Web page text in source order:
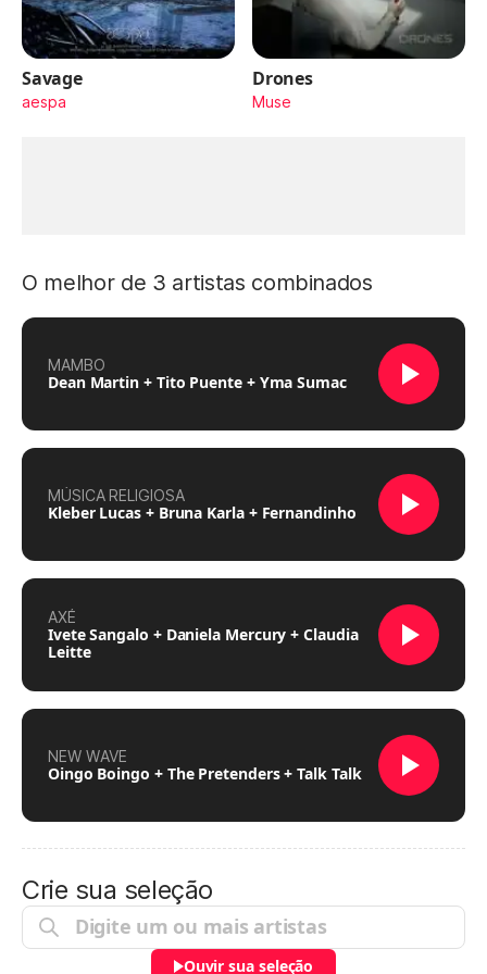
Savage
aespa
Drones
Muse
O melhor de 3 artistas combinados
MAMBO
Dean Martin + Tito Puente + Yma Sumac
MÚSICA RELIGIOSA
Kleber Lucas + Bruna Karla + Fernandinho
AXÉ
Ivete Sangalo + Daniela Mercury + Claudia
Leitte
NEW WAVE
Oingo Boingo + The Pretenders + Talk Talk
Crie sua seleção
Ouvir sua seleção